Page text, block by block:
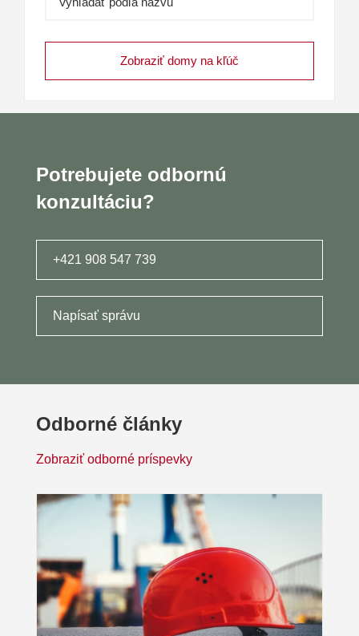
Potrebujete odbornú
konzultáciu?
+421 908 547 739
Napísať správu
Odborné články
Zobraziť odborné príspevky